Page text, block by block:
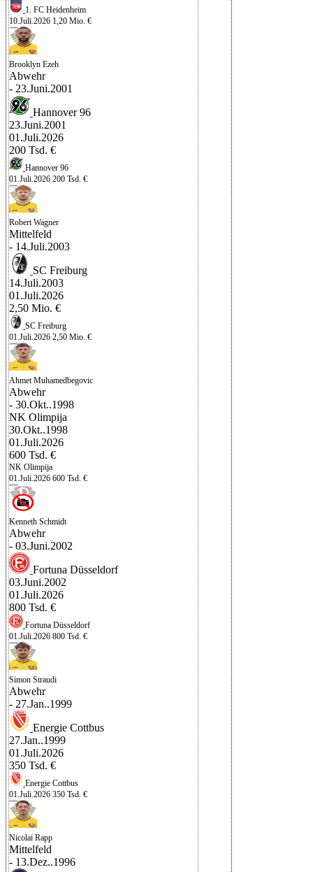
1. FC Heidenheim
10.Juli.2026 1,20 Mio. €
Brooklyn Ezeh
Abwehr
- 23.Juni.2001
Hannover 96
23.Juni.2001
01.Juli.2026
200 Tsd. €
Hannover 96
01.Juli.2026 200 Tsd. €
Robert Wagner
Mittelfeld
- 14.Juli.2003
SC Freiburg
14.Juli.2003
01.Juli.2026
2,50 Mio. €
SC Freiburg
01.Juli.2026 2,50 Mio. €
Ahmet Muhamedbegovic
Abwehr
- 30.Okt..1998
NK Olimpija
30.Okt..1998
01.Juli.2026
600 Tsd. €
NK Olimpija
01.Juli.2026 600 Tsd. €
Kenneth Schmidt
Abwehr
- 03.Juni.2002
Fortuna Düsseldorf
03.Juni.2002
01.Juli.2026
800 Tsd. €
Fortuna Düsseldorf
01.Juli.2026 800 Tsd. €
Simon Straudi
Abwehr
- 27.Jan..1999
Energie Cottbus
27.Jan..1999
01.Juli.2026
350 Tsd. €
Energie Cottbus
01.Juli.2026 350 Tsd. €
Nicolai Rapp
Mittelfeld
- 13.Dez..1996